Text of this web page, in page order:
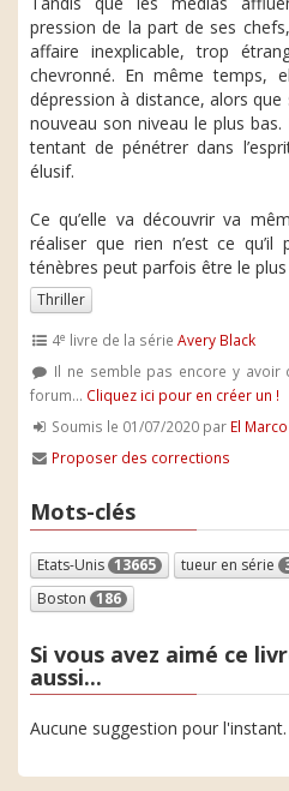
pression de la part de ses
affaire inexplicable, trop
chevronné. En même temps,
dépression à distance, alors
nouveau son niveau le plus
tentant de pénétrer dans
élusif.
Ce qu’elle va découvrir va
réaliser que rien n’est ce
ténèbres peut parfois être le
Thriller
4e livre de la sérieAvery Black
Il ne semble pas encore y
forum... Cliquez ici pour en créer un !
Soumis le 01/07/2020 par El Marco
Proposer des corrections
Mots-clés
Etats-Unis 13665 tueur en série
Boston 186
Si vous avez aimé ce
aussi...
Aucune suggestion pour l'instant.